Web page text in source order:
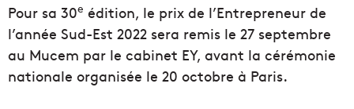
Pour sa 30e édition, le prix de l’Entrepreneur de
l’année Sud-Est 2022 sera remis le 27 septembre
au Mucem par le cabinet EY, avant la cérémonie
nationale organisée le 20 octobre à Paris.